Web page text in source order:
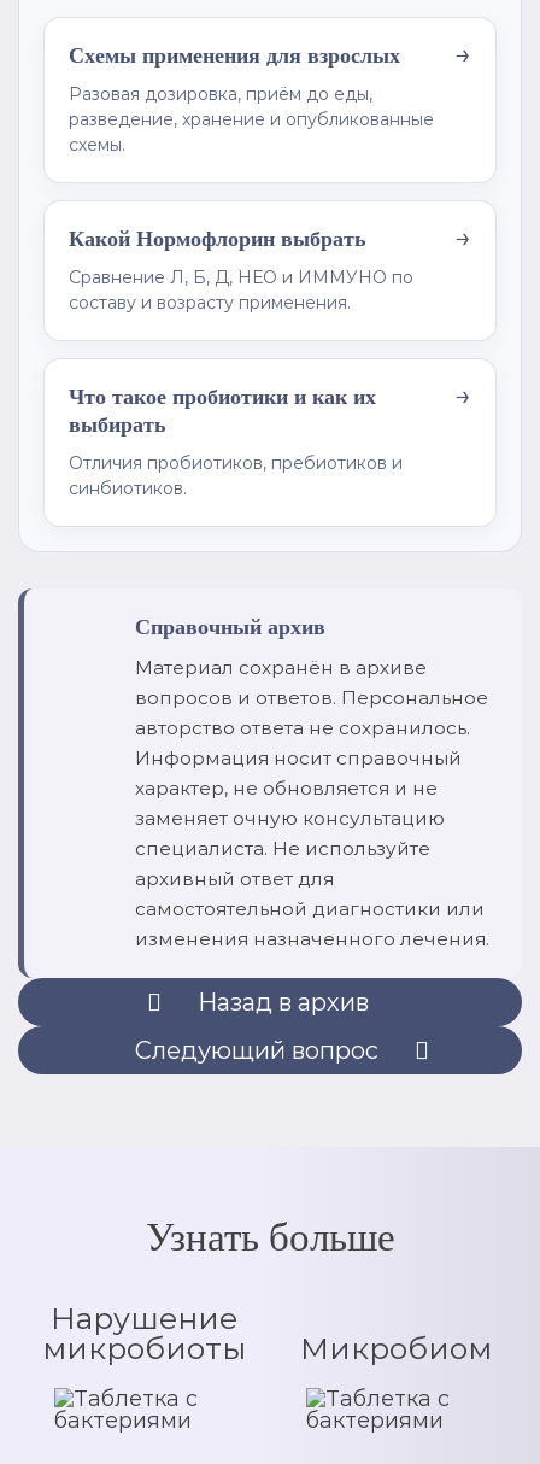
Схемы применения для взрослых
Разовая дозировка, приём до еды,
разведение, хранение и опубликованные
схемы.
→
Какой Нормофлорин выбрать
Сравнение Л, Б, Д, НЕО и ИММУНО по
составу и возрасту применения.
→
Что такое пробиотики и как их
выбирать
Отличия пробиотиков, пребиотиков и
синбиотиков.
→
Справочный архив
Материал сохранён в архиве
вопросов и ответов. Персональное
авторство ответа не сохранилось.
Информация носит справочный
характер, не обновляется и не
заменяет очную консультацию
специалиста. Не используйте
архивный ответ для
самостоятельной диагностики или
изменения назначенного лечения.
Назад в архив
Следующий вопрос
Узнать больше
Нарушение
микробиоты
Микробиом